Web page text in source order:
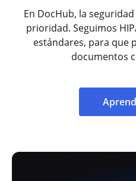
En DocHub, la
prioridad. Seguimos
estándares, para que
documentos